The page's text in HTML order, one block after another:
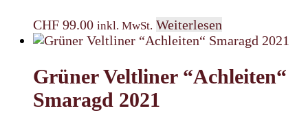
CHF 99.00 inkl. MwSt. Weiterlesen
Grüner Veltliner “Achleiten“
Smaragd 2021